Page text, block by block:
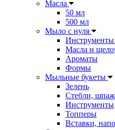
Масла
50 мл
500 мл
Мыло с нуля
Инструменты
Масла и
Ароматы
Формы
Мыльные букеты
Зелень
Стебли,
Инструменты
Топперы
Вставки,